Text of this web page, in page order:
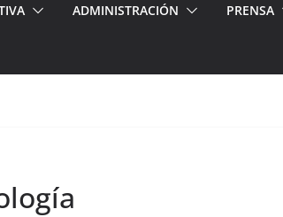
ADMINISTRACIÓN PRENSA